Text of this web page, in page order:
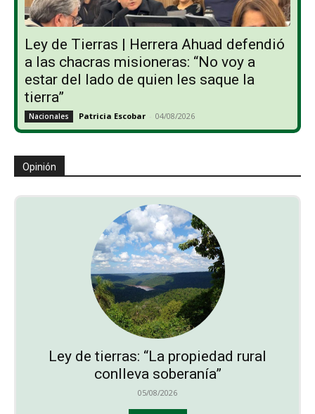
Ley de Tierras | Herrera Ahuad defendió
a las chacras misioneras: “No voy a
estar del lado de quien les saque la
tierra”
Nacionales Patricia Escobar - 04/08/2026
Opinión
Ley de tierras: “La propiedad rural
conlleva soberanía”
05/08/2026